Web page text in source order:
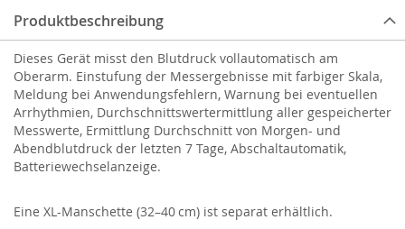
Produktbeschreibung
Dieses Gerät misst den Blutdruck vollautomatisch am
Oberarm. Einstufung der Messergebnisse mit farbiger Skala,
Meldung bei Anwendungsfehlern, Warnung bei eventuellen
Arrhythmien, Durchschnittswertermittlung aller gespeicherter
Messwerte, Ermittlung Durchschnitt von Morgen- und
Abendblutdruck der letzten 7 Tage, Abschaltautomatik,
Batteriewechselanzeige.
Eine XL-Manschette (32–40 cm) ist separat erhältlich.